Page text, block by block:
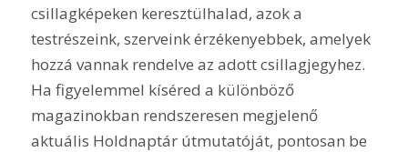
csillagképeken keresztülhalad, azok a
testrészeink, szerveink érzékenyebbek, amelyek
hozzá vannak rendelve az adott csillagjegyhez.
Ha figyelemmel kíséred a különböző
magazinokban rendszeresen megjelenő
aktuális Holdnaptár útmutatóját, pontosan be